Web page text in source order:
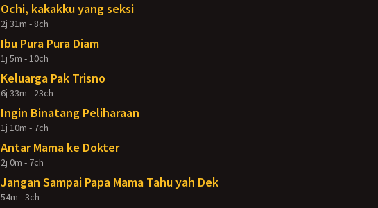
Ochi, kakakku yang seksi
2j 31m - 8ch
Ibu Pura Pura Diam
1j 5m - 10ch
Keluarga Pak Trisno
6j 33m - 23ch
Ingin Binatang Peliharaan
1j 10m - 7ch
Antar Mama ke Dokter
2j 0m - 7ch
Jangan Sampai Papa Mama Tahu yah Dek
54m - 3ch